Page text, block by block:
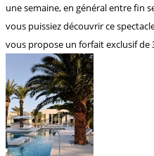
une semaine, en général entre fin
vous puissiez découvrir ce
vous propose un forfait exclusif de